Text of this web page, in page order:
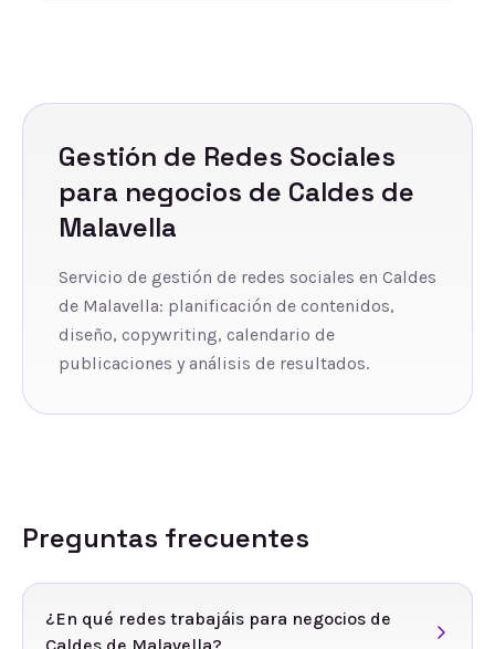
Gestión de Redes Sociales
para negocios de Caldes de
Malavella
Servicio de gestión de redes sociales en Caldes
de Malavella: planificación de contenidos,
diseño, copywriting, calendario de
publicaciones y análisis de resultados.
Preguntas frecuentes
¿En qué redes trabajáis para negocios de